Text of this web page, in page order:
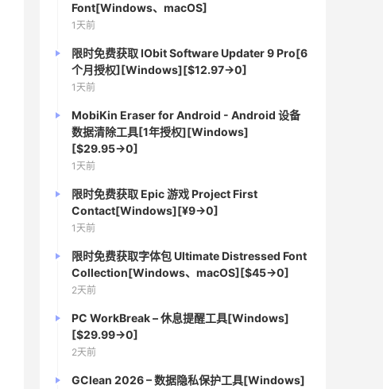
Font[Windows、macOS]
1天前
限时免费获取 IObit Software Updater 9 Pro[6
个月授权][Windows][$12.97→0]
1天前
MobiKin Eraser for Android - Android 设备
数据清除工具[1年授权][Windows]
[$29.95→0]
1天前
限时免费获取 Epic 游戏 Project First
Contact[Windows][¥9→0]
1天前
限时免费获取字体包 Ultimate Distressed Font
Collection[Windows、macOS][$45→0]
2天前
PC WorkBreak – 休息提醒工具[Windows]
[$29.99→0]
2天前
GClean 2026 – 数据隐私保护工具[Windows]